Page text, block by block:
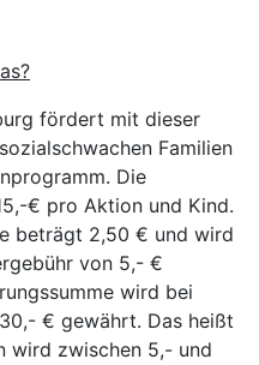
fördert mit dieser
Familien
Die
€ pro Aktion und Kind.
beträgt 2,50 € und wird
von 5,- €
wird bei
€ gewährt. Das heißt
wird zwischen 5,- und